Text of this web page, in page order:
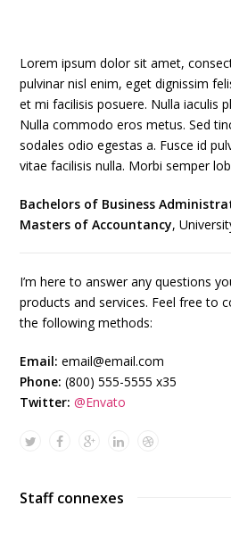
Lorem ipsum dolor sit amet,
pulvinar nisl enim, eget dignissim
et mi facilisis posuere. Nulla iaculis
Nulla commodo eros metus. Sed
sodales odio egestas a. Fusce id
vitae facilisis nulla. Morbi semper
Bachelors of Business
Masters of Accountancy,
I’m here to answer any questions
products and services. Feel free to
the following methods:
Email:email@email.com
Phone:(800) 555-5555 x35
Twitter: @Envato
Staff connexes